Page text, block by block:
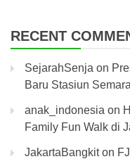
RECENT
SejarahSenja on
Baru Stasiun
anak_indonesia on
Family Fun Walk di
JakartaBangkiton